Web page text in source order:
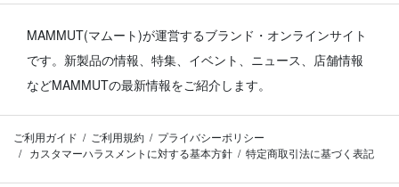
MAMMUT(マムート)が運営するブランド・オンラインサイト
です。 新製品の情報、特集、イベント、ニュース、店舗情報
などMAMMUTの最新情報をご紹介します。
ご利用ガイド ご利用規約
プライバシーポリシー
カスタマーハラスメントに対する基本方針
特定商取引法に基づく表記